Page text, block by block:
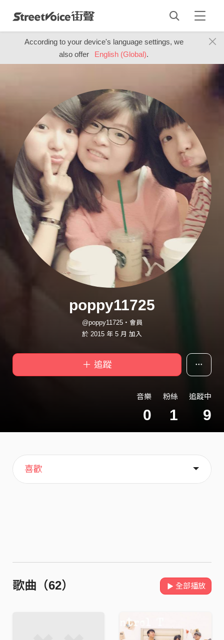
According to your device's language settings, we
also offer
English (Global).
poppy11725
@poppy11725・會員
於 2015 年 5 月 加入
＋ 追蹤
音樂
0
粉絲
1
追蹤中
9
主頁
歌單
喜歡
關於
歌曲（62） 全部播放